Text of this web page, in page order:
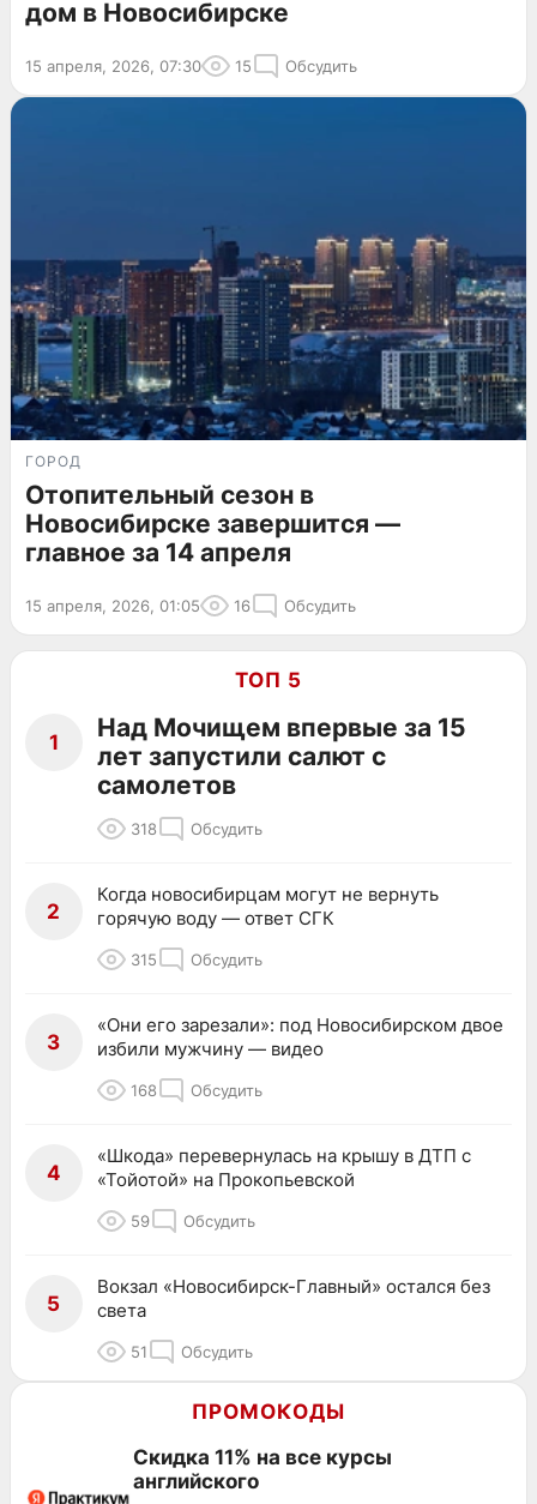
дом в Новосибирске
15 апреля, 2026, 07:30 15 Обсудить
ГОРОД
Отопительный сезон в
Новосибирске завершится —
главное за 14 апреля
15 апреля, 2026, 01:05 16 Обсудить
ТОП 5
1
Над Мочищем впервые за 15
лет запустили салют с
самолетов
318 Обсудить
2
Когда новосибирцам могут не вернуть
горячую воду — ответ СГК
315 Обсудить
3
«Они его зарезали»: под Новосибирском двое
избили мужчину — видео
168 Обсудить
4
«Шкода» перевернулась на крышу в ДТП с
«Тойотой» на Прокопьевской
59 Обсудить
5
Вокзал «Новосибирск-Главный» остался без
света
51 Обсудить
ПРОМОКОДЫ
Скидка 11% на все курсы
английского